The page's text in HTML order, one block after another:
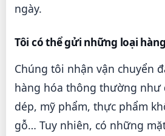
ngày.
Tôi có thể gửi những loại
Chúng tôi nhận vận chuyển
hàng hóa thông thường như
dép, mỹ phẩm, thực phẩm
gỗ… Tuy nhiên, có những